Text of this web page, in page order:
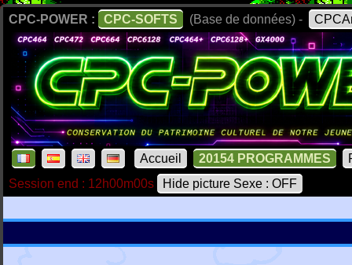
CPC-POWER : CPC-SOFTS (Base de données) -
Accueil 20154 PROGRAMMES
Session end : 12h00m00s
Hide picture Sexe : OFF